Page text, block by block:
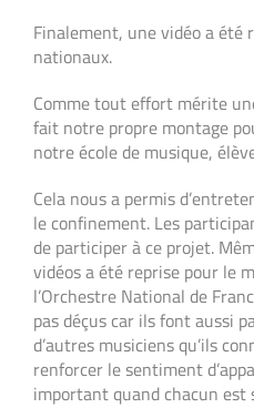
Finalement, une vidéo a été
nationaux.
Comme tout effort mérite
fait notre propre montage
notre école de musique,
Cela nous a permis
le confinement. Les
de participer à ce projet.
vidéos a été reprise pour le
l’Orchestre National de
pas déçus car ils font aussi
d’autres musiciens qu’ils
renforcer le sentiment
important quand chacun est